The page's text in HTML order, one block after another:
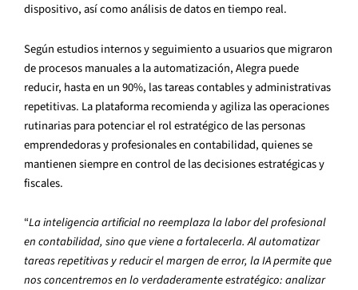
dispositivo, así como análisis de datos en tiempo real.
Según estudios internos y seguimiento a usuarios que migraron
de procesos manuales a la automatización, Alegra puede
reducir, hasta en un 90%, las tareas contables y administrativas
repetitivas. La plataforma recomienda y agiliza las operaciones
rutinarias para potenciar el rol estratégico de las personas
emprendedoras y profesionales en contabilidad, quienes se
mantienen siempre en control de las decisiones estratégicas y
fiscales.
“La inteligencia artificial no reemplaza la labor del profesional
en contabilidad, sino que viene a fortalecerla. Al automatizar
tareas repetitivas y reducir el margen de error, la IA permite que
nos concentremos en lo verdaderamente estratégico: analizar